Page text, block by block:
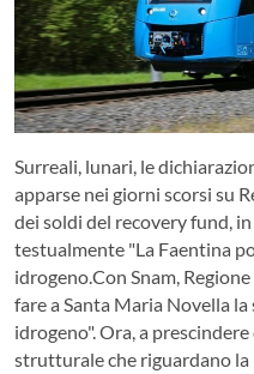
Surreali, lunari, le
apparse nei giorni scorsi su
dei soldi del recovery fund,
testualmente "La Faentina
idrogeno.Con Snam,
fare a Santa Maria Novella
idrogeno". Ora, a
strutturale che riguardano la